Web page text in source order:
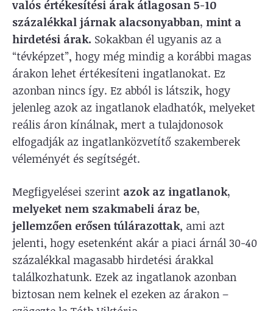
valós értékesítési árak átlagosan 5-10
százalékkal járnak alacsonyabban, mint a
hirdetési árak. Sokakban él ugyanis az a
“tévképzet”, hogy még mindig a korábbi magas
árakon lehet értékesíteni ingatlanokat. Ez
azonban nincs így. Ez abból is látszik, hogy
jelenleg azok az ingatlanok eladhatók, melyeket
reális áron kínálnak, mert a tulajdonosok
elfogadják az ingatlanközvetítő szakemberek
véleményét és segítségét.
Megfigyelései szerint azok az ingatlanok,
melyeket nem szakmabeli áraz be,
jellemzően erősen túlárazottak, ami azt
jelenti, hogy esetenként akár a piaci árnál 30-40
százalékkal magasabb hirdetési árakkal
találkozhatunk. Ezek az ingatlanok azonban
biztosan nem kelnek el ezeken az árakon –